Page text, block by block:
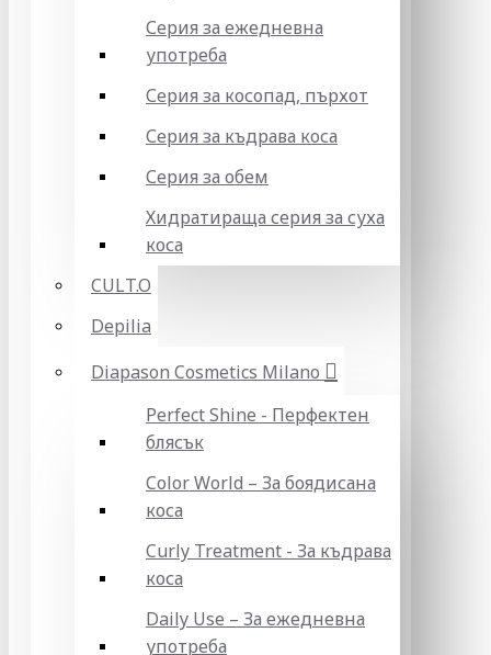
Серия за ежедневна
употреба
Серия за косопад, пърхот
Серия за къдрава коса
Серия за обем
Хидратираща серия за суха
коса
CULT.O
Depilia
Diapason Cosmetics Milano
Perfect Shine - Перфектен
блясък
Color World – За боядисана
коса
Curly Treatment - За къдрава
коса
Daily Use – За ежедневна
употреба